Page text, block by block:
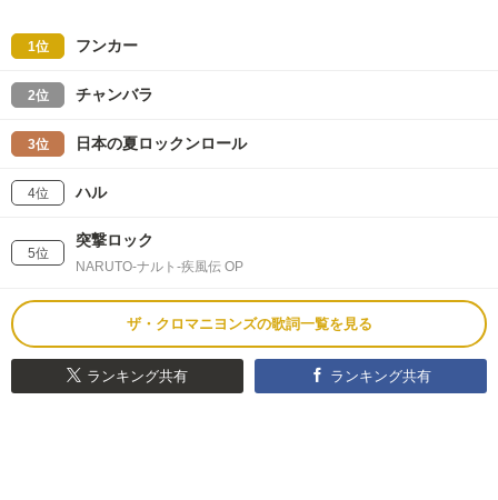
1位 フンカー
2位 チャンバラ
3位 日本の夏ロックンロール
4位 ハル
5位
突撃ロック
NARUTO-ナルト-疾風伝 OP
ザ・クロマニヨンズの歌詞一覧を見る
ランキング共有 ランキング共有